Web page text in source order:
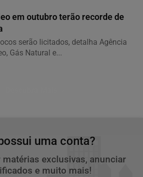
em outubro terão recorde de
serão licitados, detalha Agência
Gás Natural e...
uma conta?
matérias exclusivas, anunciar
e muito mais!